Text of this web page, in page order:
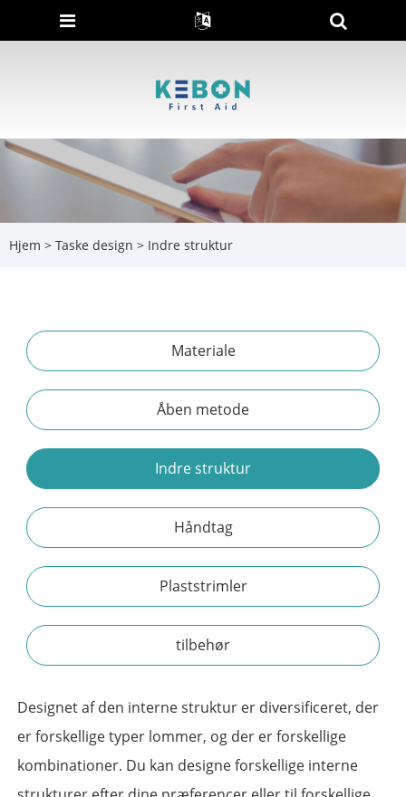
Hjem > Taske design > Indre struktur
Materiale
Åben metode
Indre struktur
Håndtag
Plaststrimler
tilbehør
Designet af den interne struktur er diversificeret, der
er forskellige typer lommer, og der er forskellige
kombinationer. Du kan designe forskellige interne